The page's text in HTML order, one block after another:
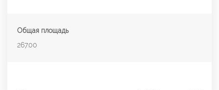
Общая площадь
267.00